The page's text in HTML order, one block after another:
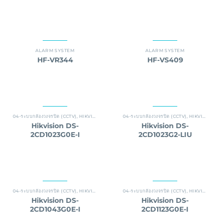
ALARM SYSTEM
HF-VR344
ALARM SYSTEM
HF-VS409
04-ระบบกล้องวงจรปิด (CCTV) HIKVISION
Hikvision DS-
2CD1023G0E-I
04-ระบบกล้องวงจรปิด (CCTV) HIKVISION
Hikvision DS-
2CD1023G2-LIU
04-ระบบกล้องวงจรปิด (CCTV) HIKVISION
Hikvision DS-
2CD1043G0E-I
04-ระบบกล้องวงจรปิด (CCTV) HIKVISION
Hikvision DS-
2CD1123G0E-I